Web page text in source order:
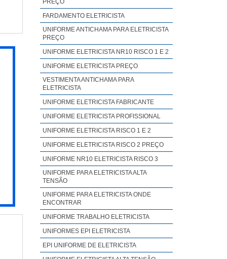
a
e
a
PREÇO
FARDAMENTO ELETRICISTA
UNIFORME ANTICHAMA PARA ELETRICISTA
PREÇO
UNIFORME ELETRICISTA NR10 RISCO 1 E 2
UNIFORME ELETRICISTA PREÇO
VESTIMENTA ANTICHAMA PARA
ELETRICISTA
UNIFORME ELETRICISTA FABRICANTE
UNIFORME ELETRICISTA PROFISSIONAL
UNIFORME ELETRICISTA RISCO 1 E 2
UNIFORME ELETRICISTA RISCO 2 PREÇO
UNIFORME NR10 ELETRICISTA RISCO 3
UNIFORME PARA ELETRICISTA ALTA
TENSÃO
UNIFORME PARA ELETRICISTA ONDE
ENCONTRAR
UNIFORME TRABALHO ELETRICISTA
UNIFORMES EPI ELETRICISTA
EPI UNIFORME DE ELETRICISTA